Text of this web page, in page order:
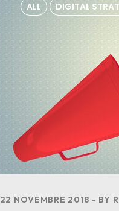
ALL DIGITAL
22 NOVEMBRE 2018 BY